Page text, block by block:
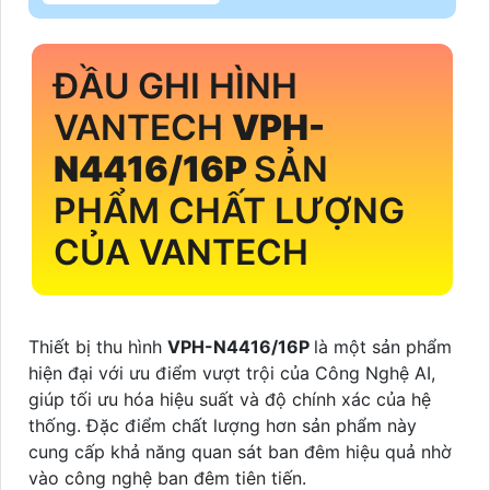
ĐẦU GHI HÌNH
VANTECH VPH-
N4416/16PSẢN
PHẨM CHẤT LƯỢNG
CỦA VANTECH
Thiết bị thu hình VPH-N4416/16P là một sản phẩm
hiện đại với ưu điểm vượt trội của Công Nghệ AI,
giúp tối ưu hóa hiệu suất và độ chính xác của hệ
thống. Đặc điểm chất lượng hơn sản phẩm này
cung cấp khả năng quan sát ban đêm hiệu quả nhờ
vào công nghệ ban đêm tiên tiến.